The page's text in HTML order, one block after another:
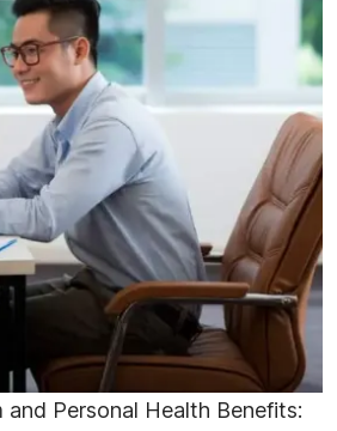
and Personal Health Benefits: